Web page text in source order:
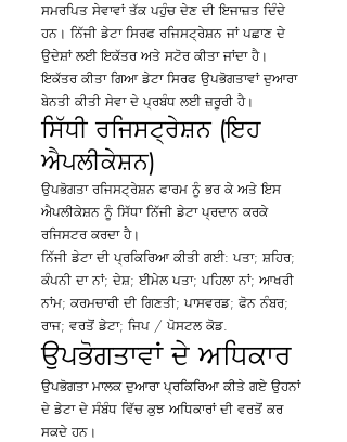
ਸਮਰਪਿਤ ਸੇਵਾਵਾਂ ਤੱਕ ਪਹੁੰਚ ਦੇਣ ਦੀ ਇਜਾਜ਼ਤ ਦਿੰਦੇ
ਹਨ। ਨਿੱਜੀ ਡੇਟਾ ਸਿਰਫ ਰਜਿਸਟ੍ਰੇਸ਼ਨ ਜਾਂ ਪਛਾਣ ਦੇ
ਉਦੇਸ਼ਾਂ ਲਈ ਇਕੱਤਰ ਅਤੇ ਸਟੋਰ ਕੀਤਾ ਜਾਂਦਾ ਹੈ।
ਇਕੱਤਰ ਕੀਤਾ ਗਿਆ ਡੇਟਾ ਸਿਰਫ ਉਪਭੋਗਤਾਵਾਂ ਦੁਆਰਾ
ਬੇਨਤੀ ਕੀਤੀ ਸੇਵਾ ਦੇ ਪ੍ਰਬੰਧ ਲਈ ਜ਼ਰੂਰੀ ਹੈ।
ਸਿੱਧੀ ਰਜਿਸਟ੍ਰੇਸ਼ਨ (ਇਹ
ਐਪਲੀਕੇਸ਼ਨ)
ਉਪਭੋਗਤਾ ਰਜਿਸਟ੍ਰੇਸ਼ਨ ਫਾਰਮ ਨੂੰ ਭਰ ਕੇ ਅਤੇ ਇਸ
ਐਪਲੀਕੇਸ਼ਨ ਨੂੰ ਸਿੱਧਾ ਨਿੱਜੀ ਡੇਟਾ ਪ੍ਰਦਾਨ ਕਰਕੇ
ਰਜਿਸਟਰ ਕਰਦਾ ਹੈ।
ਨਿੱਜੀ ਡੇਟਾ ਦੀ ਪ੍ਰਕਿਰਿਆ ਕੀਤੀ ਗਈ: ਪਤਾ; ਸ਼ਹਿਰ;
ਕੰਪਨੀ ਦਾ ਨਾਂ; ਦੇਸ਼; ਈਮੇਲ ਪਤਾ; ਪਹਿਲਾ ਨਾਂ; ਆਖਰੀ
ਨਾਂਮ; ਕਰਮਚਾਰੀ ਦੀ ਗਿਣਤੀ; ਪਾਸਵਰਡ; ਫੋਨ ਨੰਬਰ;
ਰਾਜ; ਵਰਤੋਂ ਡੇਟਾ; ਜਿਪ / ਪੋਸਟਲ ਕੋਡ.
ਉਪਭੋਗਤਾਵਾਂ ਦੇ ਅਧਿਕਾਰ
ਉਪਭੋਗਤਾ ਮਾਲਕ ਦੁਆਰਾ ਪ੍ਰਕਿਰਿਆ ਕੀਤੇ ਗਏ ਉਹਨਾਂ
ਦੇ ਡੇਟਾ ਦੇ ਸੰਬੰਧ ਵਿੱਚ ਕੁਝ ਅਧਿਕਾਰਾਂ ਦੀ ਵਰਤੋਂ ਕਰ
ਸਕਦੇ ਹਨ।